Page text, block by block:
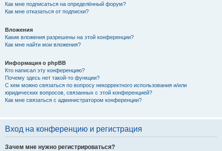
Как мне подписаться на определённый форум?
Как мне отказаться от подписки?
Вложения
Какие вложения разрешены на этой конференции?
Как мне найти мои вложения?
Информация о phpBB
Кто написал эту конференцию?
Почему здесь нет такой-то функции?
С кем можно связаться по вопросу некорректного использования и/или
юридических вопросов, связанных с этой конференцией?
Как мне связаться с администратором конференции?
Вход на конференцию и регистрация
Зачем мне нужно регистрироваться?